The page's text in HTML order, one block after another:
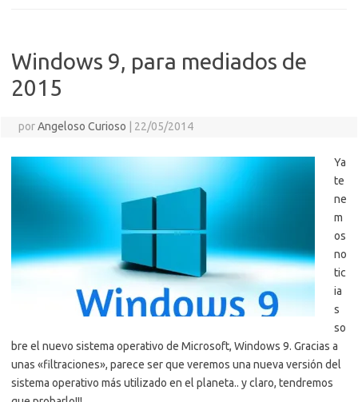
Windows 9, para mediados de
2015
porAngeloso Curioso 22/05/2014
Ya
te
ne
m
os
no
tic
ia
s
so
bre el nuevo sistema operativo de Microsoft, Windows 9. Gracias a
unas «filtraciones», parece ser que veremos una nueva versión del
sistema operativo más utilizado en el planeta.. y claro, tendremos